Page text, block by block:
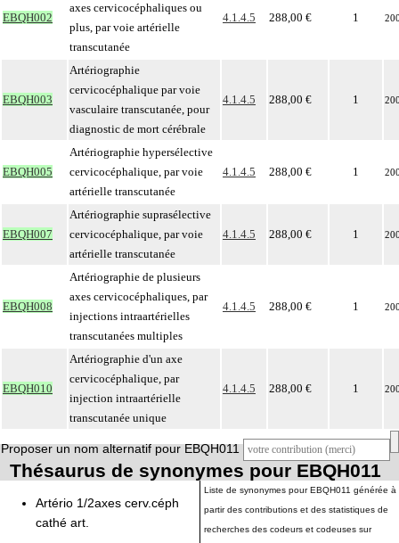
EBQH002
axes cervicocéphaliques ou
plus, par voie artérielle
transcutanée
4.1.4.5 288,00 € 1
EBQH003
Artériographie
cervicocéphalique par voie
vasculaire transcutanée, pour
diagnostic de mort cérébrale
4.1.4.5 288,00 € 1
EBQH005
Artériographie hypersélective
cervicocéphalique, par voie
artérielle transcutanée
4.1.4.5 288,00 € 1
EBQH007
Artériographie suprasélective
cervicocéphalique, par voie
artérielle transcutanée
4.1.4.5 288,00 € 1
EBQH008
Artériographie de plusieurs
axes cervicocéphaliques, par
injections intraartérielles
transcutanées multiples
4.1.4.5 288,00 € 1
EBQH010
Artériographie d'un axe
cervicocéphalique, par
injection intraartérielle
transcutanée unique
4.1.4.5 288,00 € 1
Proposer un nom alternatif pour EBQH011
Thésaurus de synonymes pour EBQH011
Artério 1/2axes cerv.céph
cathé art.
Liste de synonymes pour EBQH011 générée à
partir des contributions et des statistiques de
recherches des codeurs et codeuses sur